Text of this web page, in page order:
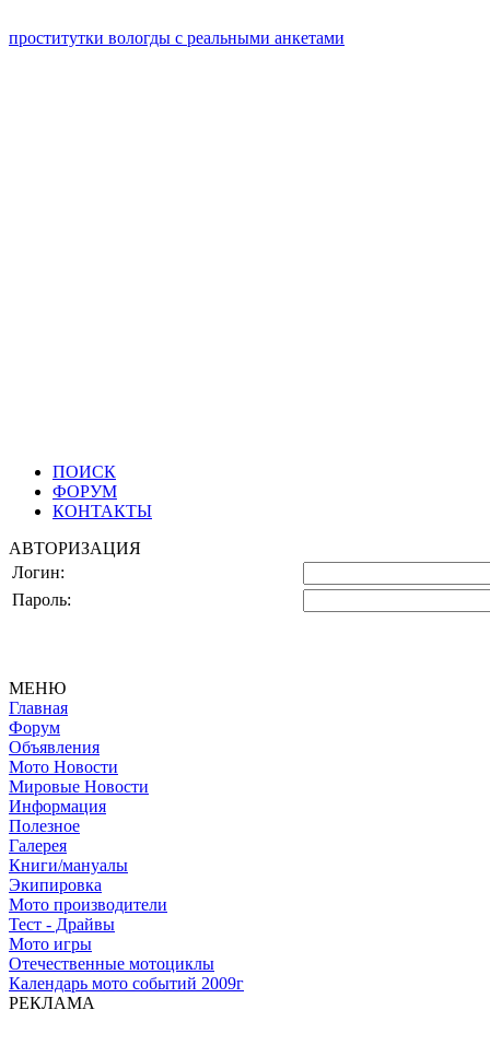
проститутки вологды с реальными анкетами
ПОИСК
ФОРУМ
КОНТАКТЫ
АВТОРИЗАЦИЯ
Логин:
Пароль:
МЕНЮ
Главная
Форум
Объявления
Мото Новости
Мировые Новости
Информация
Полезное
Галерея
Книги/мануалы
Экипировка
Мото производители
Тест - Драйвы
Мото игры
Отечественные мотоциклы
Календарь мото событий 2009г
РЕКЛАМА